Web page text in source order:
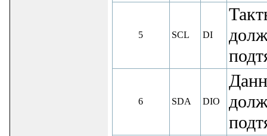
5 SCL DI
6 SDA DIO